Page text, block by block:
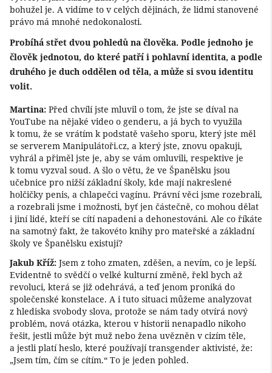
bohužel je. A vidíme to v celých dějinách, že lidmi stanovené
právo má mnohé nedokonalosti.
Probíhá střet dvou pohledů na člověka. Podle jednoho je
člověk jednotou, do které patří i pohlavní identita, a podle
druhého je duch oddělen od těla, a může si svou identitu
volit.
Martina: Před chvílí jste mluvil o tom, že jste se díval na
YouTube na nějaké video o genderu, a já bych to využila
k tomu, že se vrátím k podstatě vašeho sporu, který jste měl
se serverem Manipulátoři.cz, a který jste, znovu opakuji,
vyhrál a přiměl jste je, aby se vám omluvili, respektive je
k tomu vyzval soud. A šlo o větu, že ve Španělsku jsou
učebnice pro nižší základní školy, kde mají nakreslené
holčičky penis, a chlapečci vagínu. Právní věci jsme rozebrali,
a rozebrali jsme i možnosti, byť jen částečně, co mohou dělat
i jiní lidé, kteří se cítí napadeni a dehonestováni. Ale co říkáte
na samotný fakt, že takovéto knihy pro mateřské a základní
školy ve Španělsku existují?
Jakub Kříž: Jsem z toho zmaten, zděšen, a nevím, co je lepší.
Evidentně to svědčí o velké kulturní změně, řekl bych až
revoluci, která se již odehrává, a teď jenom proniká do
společenské konstelace. A i tuto situaci můžeme analyzovat
z hlediska svobody slova, protože se nám tady otvírá nový
problém, nová otázka, kterou v historii nenapadlo nikoho
řešit, jestli může být muž nebo žena uvězněn v cizím těle,
a jestli platí heslo, které používají transgender aktivisté, že:
„Jsem tím, čím se cítím.“ To je jeden pohled.